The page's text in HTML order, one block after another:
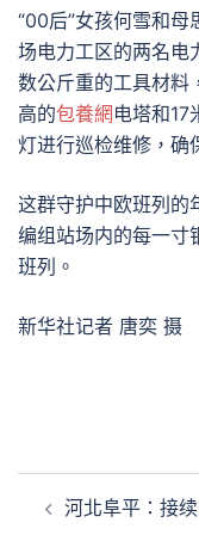
“00后”女孩何雪和
场电力工区的两名电
数公斤重的工具材料
高的包養網电塔和17
灯进行巡检维修，确
这群守护中欧班列的
编组站场内的每一寸
班列。
新华社记者 唐奕 摄
河北阜平：接